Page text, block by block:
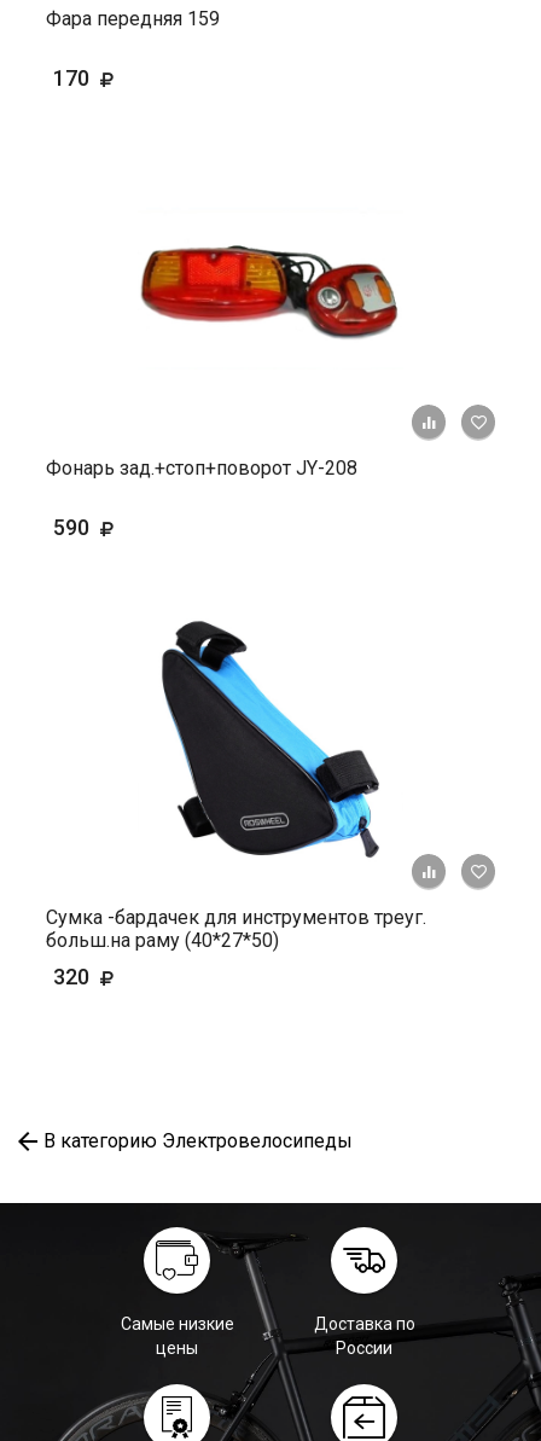
Фара передняя 159
170
+ К
Фонарь зад.+стоп+поворот JY-208
590
+ К
Сумка -бардачек для инструментов треуг.
больш.на раму (40*27*50)
320
В категорию Электровелосипеды
Самые низкие
цены
Доставка по
России